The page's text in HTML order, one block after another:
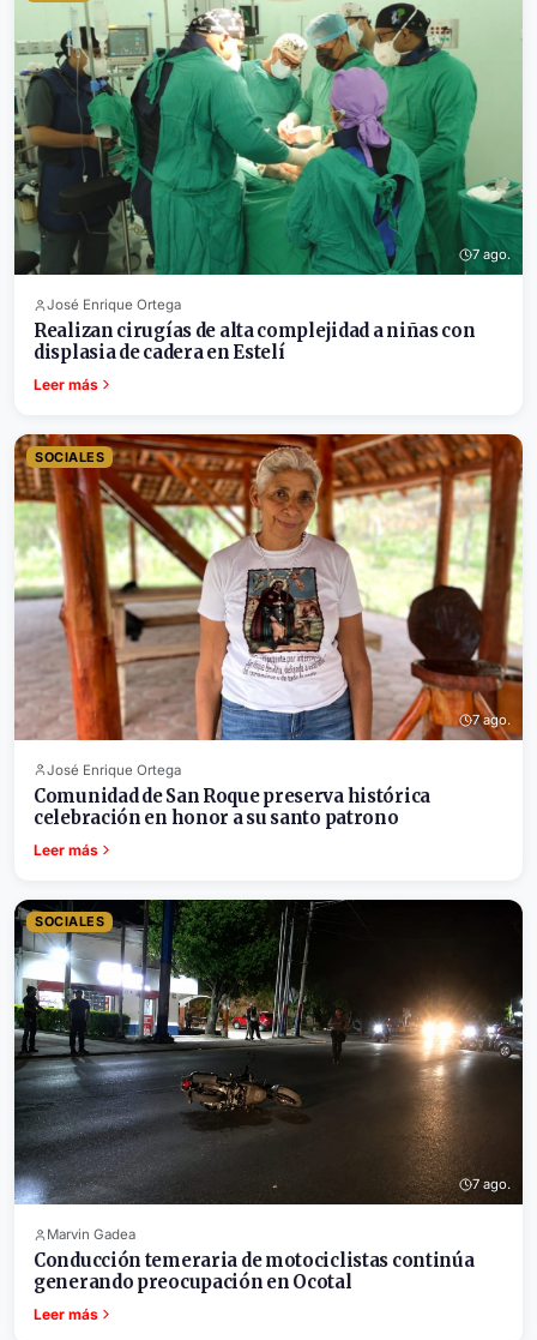
7 ago.
José Enrique Ortega
Realizan cirugías de alta complejidad a niñas con
displasia de cadera en Estelí
Leer más
SOCIALES
7 ago.
José Enrique Ortega
Comunidad de San Roque preserva histórica
celebración en honor a su santo patrono
Leer más
SOCIALES
7 ago.
Marvin Gadea
Conducción temeraria de motociclistas continúa
generando preocupación en Ocotal
Leer más